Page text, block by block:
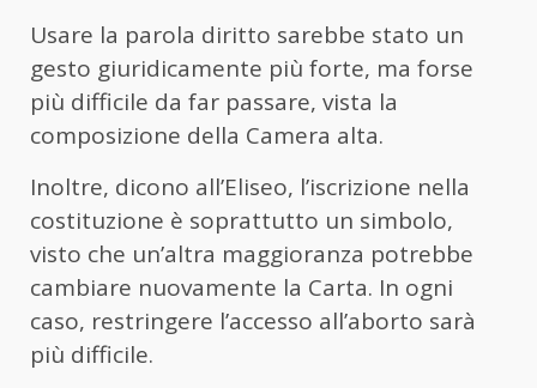
Usare la parola diritto sarebbe stato un
gesto giuridicamente più forte, ma forse
più difficile da far passare, vista la
composizione della Camera alta.
Inoltre, dicono all’Eliseo, l’iscrizione nella
costituzione è soprattutto un simbolo,
visto che un’altra maggioranza potrebbe
cambiare nuovamente la Carta. In ogni
caso, restringere l’accesso all’aborto sarà
più difficile.